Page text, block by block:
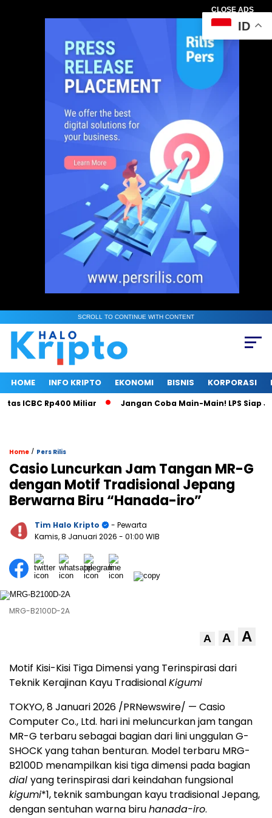
CLOSE ADS
SCROLL TO CONTINUE WITH CONTENT
HOME INFO KRIPTO EKONOMI BISNIS KORPORASI
Rp400 Miliar Jangan Coba Main-Main! LPS Siap Jadi
Home / Pers Rilis
Casio Luncurkan Jam Tangan MR-G
dengan Motif Tradisional Jepang
Berwarna Biru “Hanada-iro”
Tim Halo Kripto
- Pewarta
Kamis, 8 Januari 2026 - 01:00 WIB
MRG-B2100D-2A
A A A
Motif Kisi-Kisi Tiga Dimensi yang Terinspirasi dari
Teknik Kerajinan Kayu TradisionalKigumi
TOKYO, 8 Januari 2026 /PRNewswire/ — Casio
Computer Co., Ltd. hari ini meluncurkan jam tangan
MR-G terbaru sebagai bagian dari lini unggulan G-
SHOCK yang tahan benturan. Model terbaru MRG-
B2100D menampilkan kisi tiga dimensi pada bagian
dial yang terinspirasi dari keindahan fungsional
kigumi*1, teknik sambungan kayu tradisional Jepang,
dengan sentuhan warna biruhanada-iro.
ID